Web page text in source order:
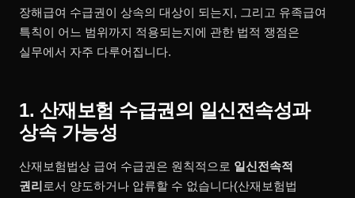
장해급여 수급권이 상속의 대상이 되는지, 그리고 유족급여
특칙이 어느 범위까지 적용되는지에 관한 법적 쟁점은
실무에서 자주 다루어집니다.
1. 산재보험 수급권의 일신전속성과
상속 가능성
산재보험법상 급여 수급권은 원칙적으로 일신전속적
권리 로서 양도하거나 압류할 수 없습니다(산재보험법